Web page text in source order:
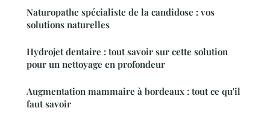
Naturopathe spécialiste de la candidose : vos
solutions naturelles
Hydrojet dentaire : tout savoir sur cette solution
pour un nettoyage en profondeur
Augmentation mammaire à bordeaux : tout ce qu'il
faut savoir